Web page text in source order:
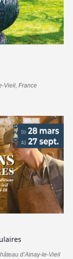
Vieil, France
d’Ainay-le-Vieil